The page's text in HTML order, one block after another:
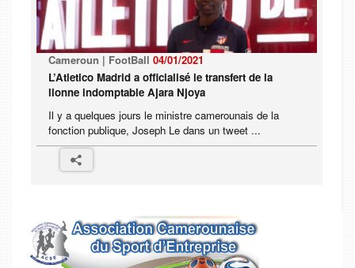
Cameroun | FootBall 04/01/2021
L’Atletico Madrid a officialisé le transfert de la
lionne indomptable Ajara Njoya
Il y a quelques jours le ministre camerounais de la
fonction publique, Joseph Le dans un tweet ...